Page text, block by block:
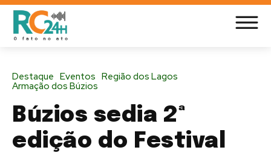
Destaque Eventos Região dos Lagos
Armação dos Búzios
Búzios sedia 2ª
edição do Festival